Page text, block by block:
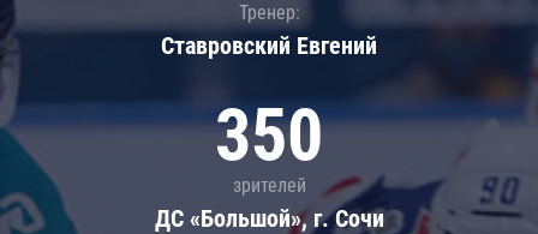
Тренер:
Ставровский Евгений
350
зрителей
ДС «Большой», г. Сочи